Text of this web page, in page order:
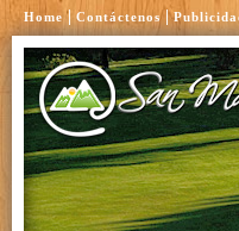
Home | Contáctenos|